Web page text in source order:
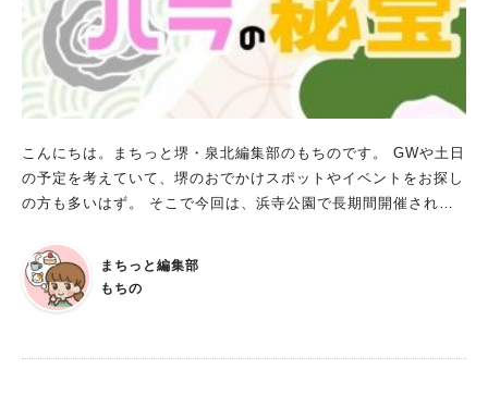
教室 アクティビティも充実 みんなが夢中になれる、大自然の中
でのアクティビティも充実しています。 ハーベストの丘と言っ
たら『芝すべり』という方もいるかもしれませんね！ 事前に計
画して楽しむのももちろん最高です。 でも、そのとき『乗りた
い！』『やりたい！』と感じた気持ちのまま、好きに遊ぶことが
てGWのハーベストの丘を満喫！ ゴールデンウイークのおでかけ
スポットで、ハーベストの丘はやはり外せません！ 営業時間や
熱中症対策など、気をつけるべきこと・注意事項を確認して、思
で、多めに用意して行く方がいいでしょう。 準備万端にして、G
Wのハーベストの丘も満喫してくださいね。 なお、大変混雑す
ることが予想されるので、それを考慮して行動するのも必要かも
こんにちは。まちっと堺・泉北編集部のもちのです。 GWや土日
の予定を考えていて、堺のおでかけスポットやイベントをお探し
の方も多いはず。 そこで今回は、浜寺公園で長期間開催される
の秘宝」 日程：2025年４月５日（土）～6月1日（日） 受付時
間：9：30～16：00 所要時間：約1～2時間 受付：浜寺公園管理
事務所 参加費：500円 持ち物：スマートフォン 謎解きイベント
まちっと編集部
もちの